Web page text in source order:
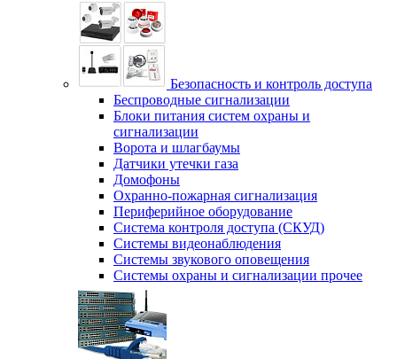
Безопасность и контроль доступа
Беспроводные сигнализации
Блоки питания систем охраны и
сигнализации
Ворота и шлагбаумы
Датчики утечки газа
Домофоны
Охранно-пожарная сигнализация
Периферийное оборудование
Система контроля доступа (СКУД)
Системы видеонаблюдения
Системы звукового оповещения
Системы охраны и сигнализации прочее